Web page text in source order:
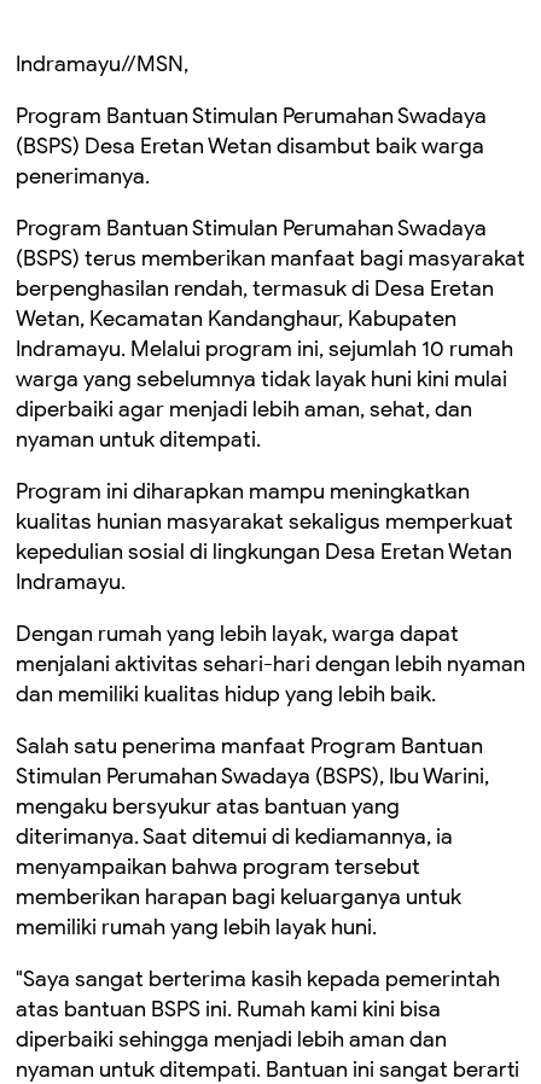
Indramayu//MSN,
Program Bantuan Stimulan Perumahan Swadaya
(BSPS) Desa Eretan Wetan disambut baik warga
penerimanya.
Program Bantuan Stimulan Perumahan Swadaya
(BSPS) terus memberikan manfaat bagi masyarakat
berpenghasilan rendah, termasuk di Desa Eretan
Wetan, Kecamatan Kandanghaur, Kabupaten
Indramayu. Melalui program ini, sejumlah 10 rumah
warga yang sebelumnya tidak layak huni kini mulai
diperbaiki agar menjadi lebih aman, sehat, dan
nyaman untuk ditempati.
Program ini diharapkan mampu meningkatkan
kualitas hunian masyarakat sekaligus memperkuat
kepedulian sosial di lingkungan Desa Eretan Wetan
Indramayu.
Dengan rumah yang lebih layak, warga dapat
menjalani aktivitas sehari-hari dengan lebih nyaman
dan memiliki kualitas hidup yang lebih baik.
Salah satu penerima manfaat Program Bantuan
Stimulan Perumahan Swadaya (BSPS), Ibu Warini,
mengaku bersyukur atas bantuan yang
diterimanya. Saat ditemui di kediamannya, ia
menyampaikan bahwa program tersebut
memberikan harapan bagi keluarganya untuk
memiliki rumah yang lebih layak huni.
"Saya sangat berterima kasih kepada pemerintah
atas bantuan BSPS ini. Rumah kami kini bisa
diperbaiki sehingga menjadi lebih aman dan
nyaman untuk ditempati. Bantuan ini sangat berarti